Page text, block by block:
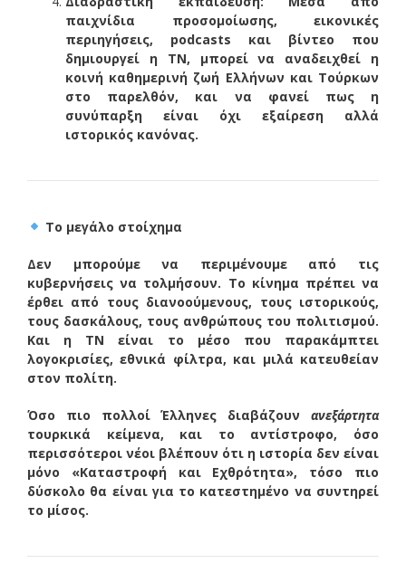
παιχνίδια προσομοίωσης, εικονικές
περιηγήσεις, podcasts και βίντεο που
δημιουργεί η ΤΝ, μπορεί να αναδειχθεί η
κοινή καθημερινή ζωή Ελλήνων και Τούρκων
στο παρελθόν, και να φανεί πως η
συνύπαρξη είναι όχι εξαίρεση αλλά
ιστορικός κανόνας.
Το μεγάλο στοίχημα
Δεν μπορούμε να περιμένουμε από τις
κυβερνήσεις να τολμήσουν. Το κίνημα πρέπει να
έρθει από τους διανοούμενους, τους ιστορικούς,
τους δασκάλους, τους ανθρώπους του πολιτισμού.
Και η ΤΝ είναι το μέσο που παρακάμπτει
λογοκρισίες, εθνικά φίλτρα, και μιλά κατευθείαν
στον πολίτη.
Όσο πιο πολλοί Έλληνες διαβάζουν ανεξάρτητα
τουρκικά κείμενα, και το αντίστροφο, όσο
περισσότεροι νέοι βλέπουν ότι η ιστορία δεν είναι
μόνο «Καταστροφή και Εχθρότητα», τόσο πιο
δύσκολο θα είναι για το κατεστημένο να συντηρεί
το μίσος.